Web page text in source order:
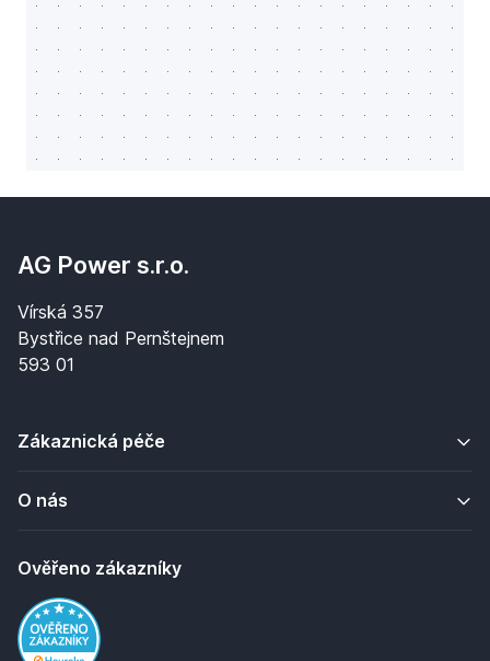
AG Power s.r.o.
Vírská 357
Bystřice nad Pernštejnem
593 01
Zákaznická péče
O nás
Ověřeno zákazníky